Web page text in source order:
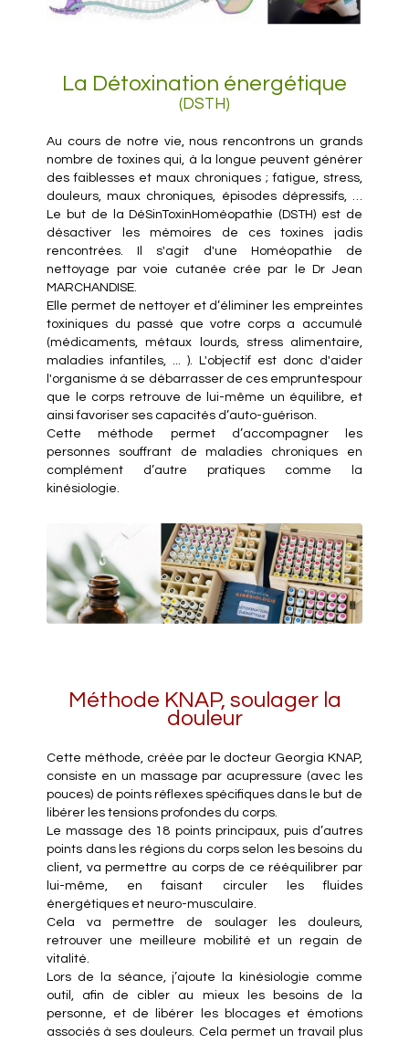
La Détoxination énergétique
(DSTH)
Au cours de notre vie, nous rencontrons un grands
nombre de toxines qui, à la longue peuvent générer
des faiblesses et maux chroniques ; fatigue, stress,
douleurs, maux chroniques, épisodes dépressifs, …
Le but de la DéSinToxinHoméopathie (DSTH) est de
désactiver les mémoires de ces toxines jadis
rencontrées. Il s'agit d'une Homéopathie de
nettoyage par voie cutanée crée par le Dr Jean
MARCHANDISE.
Elle permet de nettoyer et d’éliminer les empreintes
toxiniques du passé que votre corps a accumulé
(médicaments, métaux lourds, stress alimentaire,
maladies infantiles, ... ). L'objectif est donc d'aider
l'organisme à se débarrasser de ces empruntespour
que le corps retrouve de lui-même un équilibre, et
ainsi favoriser ses capacités d’auto-guérison.
Cette méthode permet d’accompagner les
personnes souffrant de maladies chroniques en
complément d’autre pratiques comme la
kinésiologie.
Méthode KNAP, soulager la
douleur
Cette méthode, créée par le docteur Georgia KNAP,
consiste en un massage par acupressure (avec les
pouces) de points réflexes spécifiques dans le but de
libérer les tensions profondes du corps.
Le massage des 18 points principaux, puis d’autres
points dans les régions du corps selon les besoins du
client, va permettre au corps de ce rééquilibrer par
lui-même, en faisant circuler les fluides
énergétiques et neuro-musculaire.
Cela va permettre de soulager les douleurs,
retrouver une meilleure mobilité et un regain de
vitalité.
Lors de la séance, j’ajoute la kinésiologie comme
outil, afin de cibler au mieux les besoins de la
personne, et de libérer les blocages et émotions
associés à ses douleurs. Cela permet un travail plus